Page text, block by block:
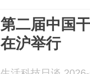
第二届中国
在沪举行